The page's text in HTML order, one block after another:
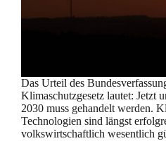
Das Urteil des
Klimaschutzgesetz lautet: Jetzt
2030 muss gehandelt werden.
Technologien sind längst
volkswirtschaftlich wesentlich